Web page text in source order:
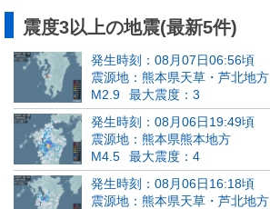
震度3以上の地震(最新5件)
発生時刻：08月07日06:56頃
震源地：熊本県天草・芦北地方
M2.9
最大震度：3
発生時刻：08月06日19:49頃
震源地：熊本県熊本地方
M4.5
最大震度：4
発生時刻：08月06日16:18頃
震源地：熊本県天草・芦北地方